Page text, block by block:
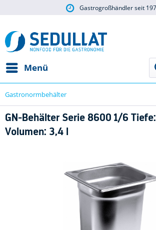
Gastrogroßhändler seit
Menü
Gastronormbehälter
GN-Behälter Serie 8600 1/6
Volumen: 3,4 l